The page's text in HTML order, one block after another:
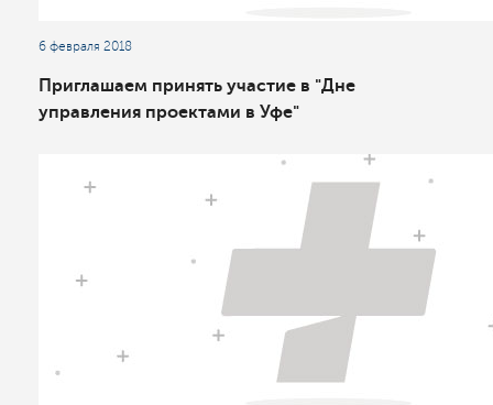
6 февраля 2018
Приглашаем принять участие в "Дне
управления проектами в Уфе"